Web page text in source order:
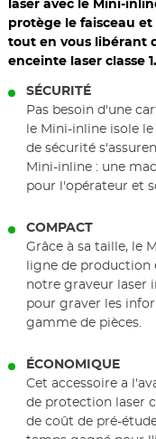
laser avec le Mini-
protège le faisceau
tout en vous libérant
enceinte laser classe 1.
SÉCURITÉ
Pas besoin d'une
le Mini-inline isole
de sécurité
Mini-inline : une
pour l'opérateur et
COMPACT
Grâce à sa taille, le
ligne de
notre graveur laser
pour graver les
gamme de pièces.
ÉCONOMIQUE
Cet accessoire a
de protection laser
de coût de pré-